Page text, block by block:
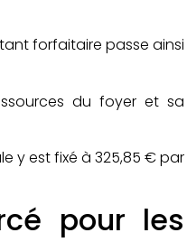
forfaitaire passe ainsi
du foyer et sa
y est fixé à 325,85 € par
pour les